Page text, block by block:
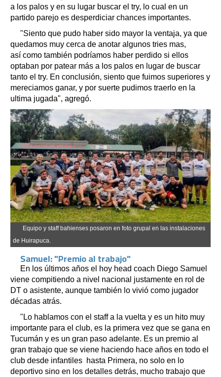
a los palos y en su lugar buscar el try, lo cual en un
partido parejo es desperdiciar chances importantes.
"Siento que pudo haber sido mayor la ventaja, ya que
quedamos muy cerca de anotar algunos tries mas,
así como también podríamos haber perdido si ellos
optaban por patear más a los palos en lugar de buscar
tanto el try. En conclusión, siento que fuimos superiores y
mereciamos ganar, y por suerte pudimos traerlo en la
ultima jugada", agregó.
Equipo y staff bahienses posaron en foto grupal en las instalaciones
de Huirapuca.
Samuel: "Premio al trabajo"
En los últimos años el hoy head coach Diego Samuel
viene compitiendo a nivel nacional justamente en rol de
DT o asistente, aunque también lo vivió como jugador
décadas atrás.
"Lo hablamos con el staff a la vuelta y es un hito muy
importante para el club, es la primera vez que se gana en
Tucumán y es un gran paso adelante. Es un premio al
gran trabajo que se viene haciendo hace años en todo el
club desde infantiles hasta Primera, no solo en lo
deportivo sino en los detalles detrás, mucho trabajo que